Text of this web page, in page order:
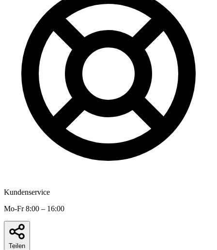
Kundenservice
Mo-Fr 8:00 – 16:00
Teilen